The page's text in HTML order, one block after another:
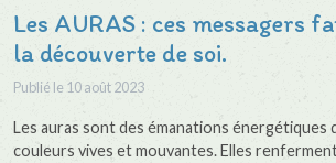
Les AURAS : ces messagers
la découverte de soi.
Publié le 10 août 2023
Les auras sont des émanations énergétiques
couleurs vives et mouvantes. Elles